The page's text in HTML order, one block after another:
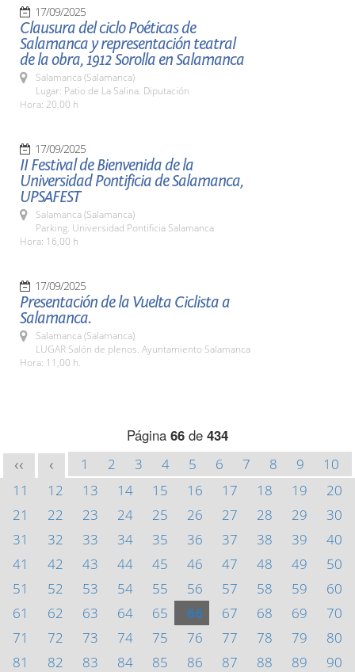
17/09/2025
Clausura del ciclo Poéticas de
Salamanca y representación teatral
de la obra, 1912 Sorolla en Salamanca
Salamanca (Salamanca)
Lugar: Patio de La Salina. Diputación
Hora: 20,00 h
17/09/2025
II Festival de Bienvenida de la
Universidad Pontificia de Salamanca,
UPSAFEST
Salamanca (Salamanca)
Parking. Universidad Pontificia Salamanca
Hora: 16,00 h
17/09/2025
Presentación de la Vuelta Ciclista a
Salamanca.
Salamanca (Salamanca)
LUGAR Salón de plenos. Ayuntamiento Salamanca
Hora: 11,00 h.
Página 66 de 434
<< < 1 2 3 4 5 6 7 8 9
10
11
12 13 14 15 16 17 18 19
20
21
22 23 24 25 26 27 28 29
30
31
32 33 34 35 36 37 38 39
40
41
42 43 44 45 46 47 48 49
50
51
52 53 54 55 56 57 58 59
60
61
62 63 64 65 66 67 68 69
70
71
72 73 74 75 76 77 78 79
80
81
82 83 84 85 86 87 88 89
90